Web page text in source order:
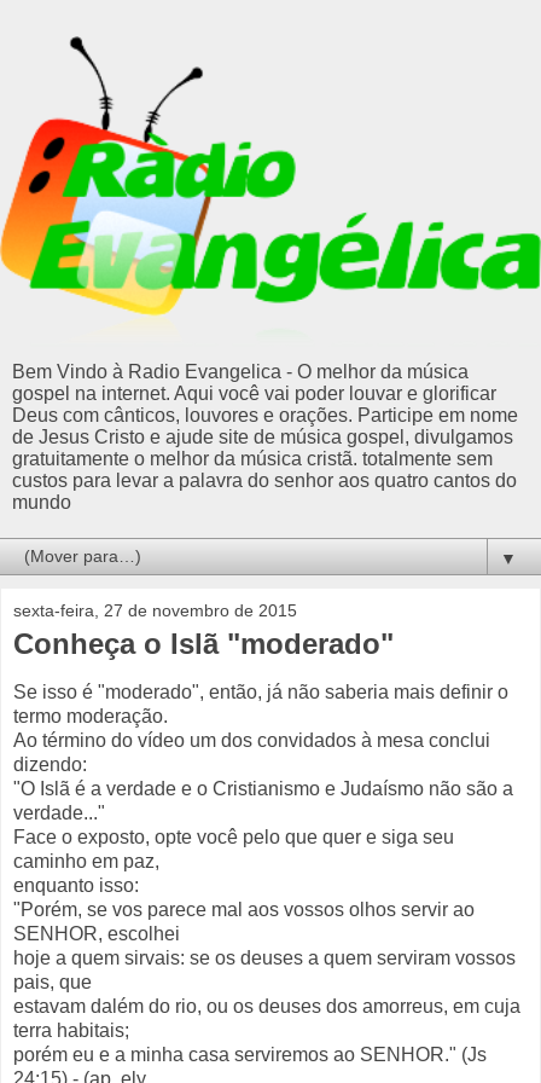
Bem Vindo à Radio Evangelica - O melhor da música
gospel na internet. Aqui você vai poder louvar e glorificar
Deus com cânticos, louvores e orações. Participe em nome
de Jesus Cristo e ajude site de música gospel, divulgamos
gratuitamente o melhor da música cristã. totalmente sem
custos para levar a palavra do senhor aos quatro cantos do
mundo
▼
sexta-feira, 27 de novembro de 2015
Conheça o Islã "moderado"
Se isso é "moderado", então, já não saberia mais definir o
termo moderação.
Ao término do vídeo um dos convidados à mesa conclui
dizendo:
"O Islã é a verdade e o Cristianismo e Judaísmo não são a
verdade..."
Face o exposto, opte você pelo que quer e siga seu
caminho em paz,
enquanto isso:
"Porém, se vos parece mal aos vossos olhos servir ao
SENHOR, escolhei
hoje a quem sirvais: se os deuses a quem serviram vossos
pais, que
estavam dalém do rio, ou os deuses dos amorreus, em cuja
terra habitais;
porém eu e a minha casa serviremos ao SENHOR." (Js
24:15) - (ap. ely